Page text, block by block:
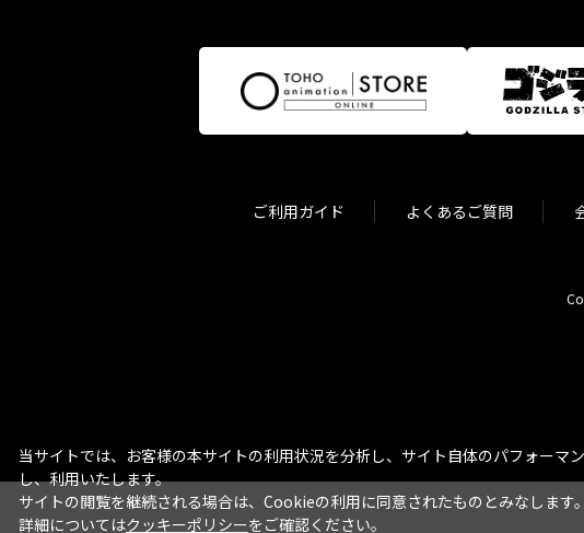
ご利用ガイド よくあるご質問
当サイトでは、お客様の本サイトの利用状況を分析し、サイト自体のパフォー
し、利用いたします。
サイトの閲覧を継続される場合は、Cookieの利用に同意されたものとみなします。
詳細についてはクッキーポリシーをご確認ください。